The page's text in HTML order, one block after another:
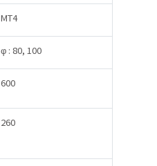
MT4
φ : 80, 100
600
260